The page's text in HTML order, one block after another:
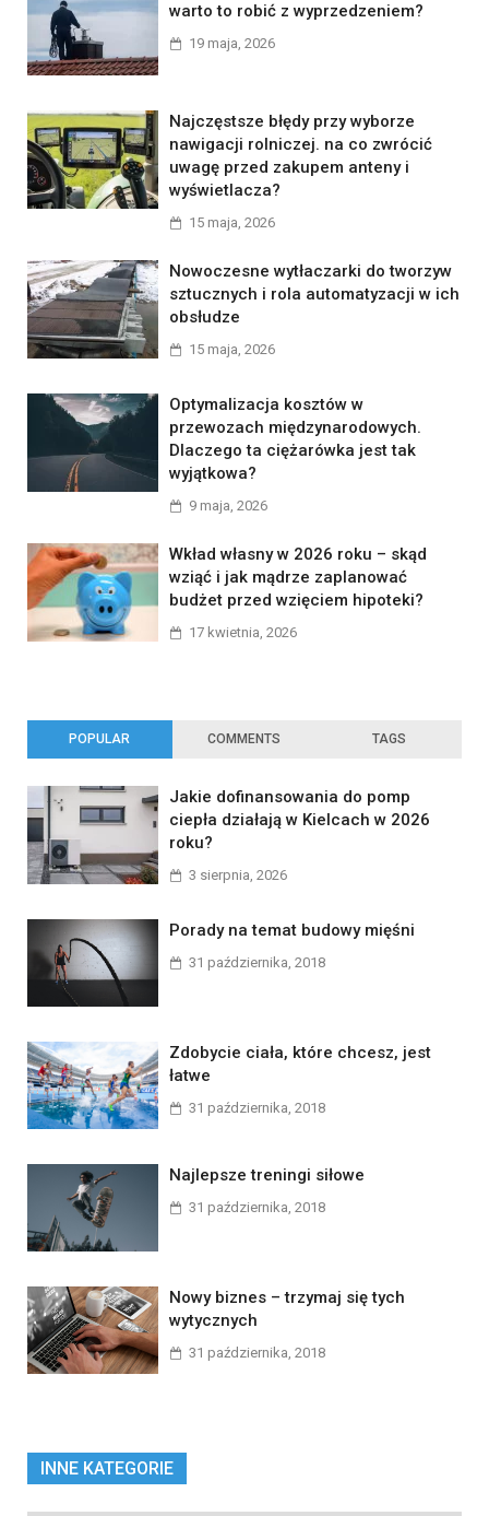
warto to robić z wyprzedzeniem?
19 maja, 2026
Najczęstsze błędy przy wyborze
nawigacji rolniczej. na co zwrócić
uwagę przed zakupem anteny i
wyświetlacza?
15 maja, 2026
Nowoczesne wytłaczarki do tworzyw
sztucznych i rola automatyzacji w ich
obsłudze
15 maja, 2026
Optymalizacja kosztów w
przewozach międzynarodowych.
Dlaczego ta ciężarówka jest tak
wyjątkowa?
9 maja, 2026
Wkład własny w 2026 roku – skąd
wziąć i jak mądrze zaplanować
budżet przed wzięciem hipoteki?
17 kwietnia, 2026
POPULAR COMMENTS TAGS
Jakie dofinansowania do pomp
ciepła działają w Kielcach w 2026
roku?
3 sierpnia, 2026
Porady na temat budowy mięśni
31 października, 2018
Zdobycie ciała, które chcesz, jest
łatwe
31 października, 2018
Najlepsze treningi siłowe
31 października, 2018
Nowy biznes – trzymaj się tych
wytycznych
31 października, 2018
INNE KATEGORIE